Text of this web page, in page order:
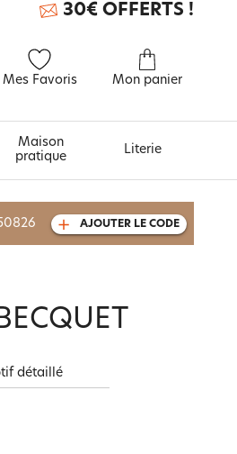
Mes Favoris Mon panier
30€ OFFERTS !
À découvrir aussi
Carte cadeau
Maison
pratique
Literie
AJOUTER LE CODE
détaillé